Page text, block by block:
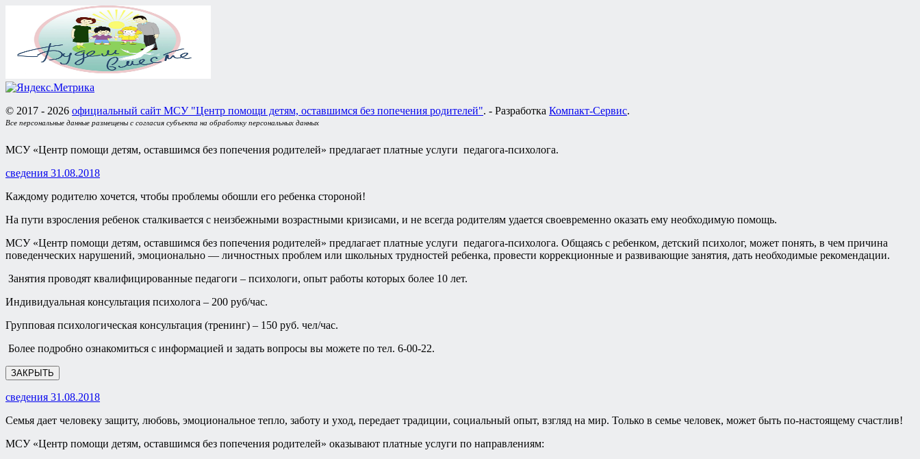
© 2017 - 2026 официальный сайт МСУ "Центр помощи детям, оставшимся без попечения родителей". - Разработка Компакт-Сервис.
Все персональные данные размещены с согласия субъекта на обработку персональных данных
МСУ «Центр помощи детям, оставшимся без попечения родителей» предлагает платные услуги педагога-психолога.
сведения 31.08.2018
Каждому родителю хочется, чтобы проблемы обошли его ребенка стороной!
На пути взросления ребенок сталкивается с неизбежными возрастными кризисами, и не всегда родителям удается своевременно оказать ему необходимую помощь.
МСУ «Центр помощи детям, оставшимся без попечения родителей» предлагает платные услуги педагога-психолога. Общаясь с ребенком, детский психолог, может понять, в чем причина
поведенческих нарушений, эмоционально — личностных проблем или школьных трудностей ребенка, провести коррекционные и развивающие занятия, дать необходимые рекомендации.
Занятия проводят квалифицированные педагоги – психологи, опыт работы которых более 10 лет.
Индивидуальная консультация психолога – 200 руб/час.
Групповая психологическая консультация (тренинг) – 150 руб. чел/час.
Более подробно ознакомиться с информацией и задать вопросы вы можете по тел. 6-00-22.
ЗАКРЫТЬ
сведения 31.08.2018
Семья дает человеку защиту, любовь, эмоциональное тепло, заботу и уход, передает традиции, социальный опыт, взгляд на мир. Только в семье человек, может быть по-настоящему счастлив!
МСУ «Центр помощи детям, оставшимся без попечения родителей» оказывают платные услуги по направлениям: